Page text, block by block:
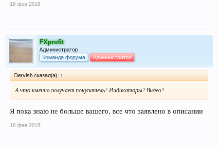
18 фев 2018
FXprofit
Администратор
Команда форума
Администратор
Dervish сказал(а): ↑
А что именно получает покупатель? Индикаторы? Видео?
Я пока знаю не больше вашего, все что заявлено в описании
18 фев 2018